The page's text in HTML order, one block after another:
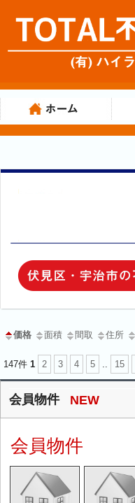
価格 面積 間取 住所
147件 1 2 3 4 5 .. 15
会員物件 NEW
会員物件